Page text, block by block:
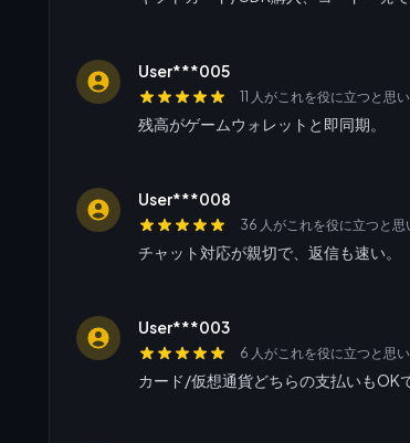
User***005
11 人がこれを役に立つと思
残高がゲームウォレットと即同期。
User***008
36 人がこれを役に立つと思
チャット対応が親切で、返信も速い。
User***003
6 人がこれを役に立つと思
カード/仮想通貨どちらの支払いもOK